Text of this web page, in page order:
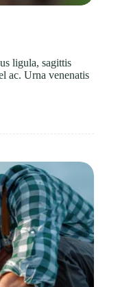
ligula, sagittis
ac. Urna venenatis